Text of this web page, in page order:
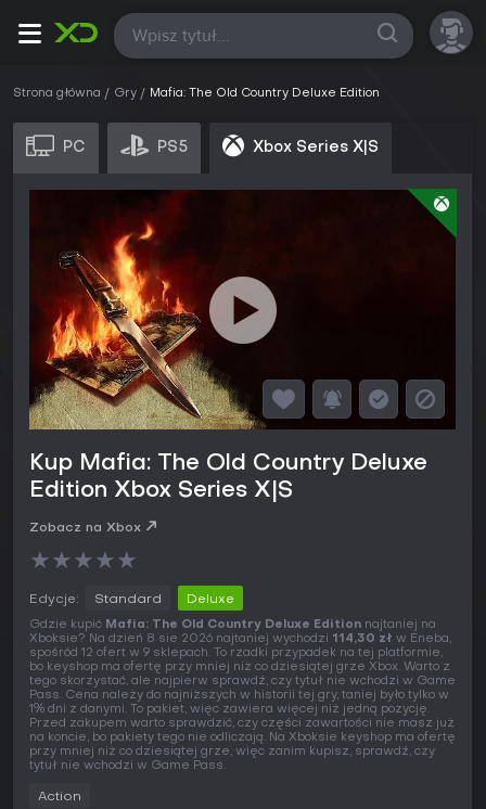
Wszystkie
Strona główna Gry Mafia: The Old Country Deluxe Edition
PC PS5 Xbox Series X|S
Kup Mafia: The Old Country Deluxe
Edition Xbox Series X|S
Zobacz na Xbox
★★★★★
Edycje: Standard Deluxe
Gdzie kupić Mafia: The Old Country Deluxe Edition najtaniej na
Xboksie? Na dzień 8 sie 2026 najtaniej wychodzi 114,30 zł w Eneba,
spośród 12 ofert w 9 sklepach. To rzadki przypadek na tej platformie,
bo keyshop ma ofertę przy mniej niż co dziesiątej grze Xbox. Warto z
tego skorzystać, ale najpierw sprawdź, czy tytuł nie wchodzi w Game
Pass. Cena należy do najniższych w historii tej gry, taniej było tylko w
1% dni z danymi. To pakiet, więc zawiera więcej niż jedną pozycję.
Przed zakupem warto sprawdzić, czy części zawartości nie masz już
na koncie, bo pakiety tego nie odliczają. Na Xboksie keyshop ma ofertę
przy mniej niż co dziesiątej grze, więc zanim kupisz, sprawdź, czy
tytuł nie wchodzi w Game Pass.
Action